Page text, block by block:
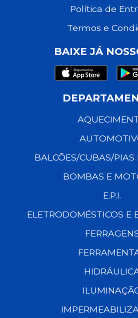
Política de
Termos e
BAIXE JÁ
BALCÕES/CUBAS/PIAS
BOMBAS E
E.P.I.
ELETRODOMÉSTICOS E